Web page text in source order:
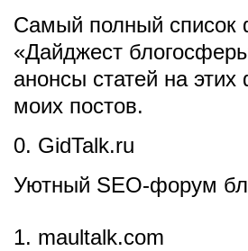
Самый полный список
«Дайджест
анонсы статей на
моих постов.
0. GidTalk.ru
Уютный SEO-форум
1. maultalk.com